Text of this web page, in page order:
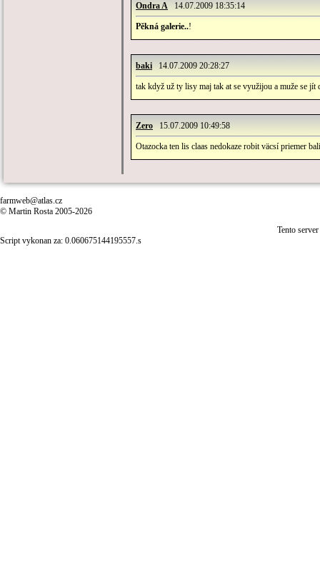
Ondra A 14.07.2009 18:35:14
Pěkná galerie..!
baki 14.07.2009 20:28:27
tak když už ty lisy maj tak at se využijou a muže se jít
Zero 15.07.2009 10:49:58
Otazocka ten lis claas nedokaze robit väcsí priemer
farmweb@atlas.cz
© Martin Rosta 2005-2026
Tento
Script vykonan za: 0.060675144195557.s